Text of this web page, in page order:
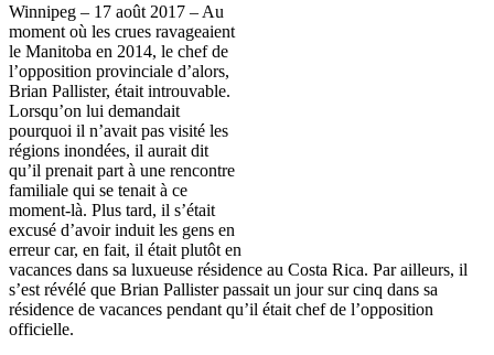
Winnipeg – 17 août 2017 – Au
moment où les crues ravageaient
le Manitoba en 2014, le chef de
l’opposition provinciale d’alors,
Brian Pallister, était introuvable.
Lorsqu’on lui demandait
pourquoi il n’avait pas visité les
régions inondées, il aurait dit
qu’il prenait part à une rencontre
familiale qui se tenait à ce
moment-là. Plus tard, il s’était
excusé d’avoir induit les gens en
erreur car, en fait, il était plutôt en
vacances dans sa luxueuse résidence au Costa Rica. Par ailleurs, il
s’est révélé que Brian Pallister passait un jour sur cinq dans sa
résidence de vacances pendant qu’il était chef de l’opposition
officielle.